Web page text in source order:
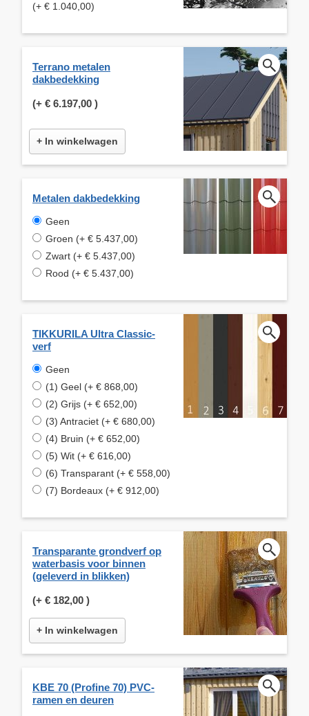
(+ € 1.040,00)
Terrano metalen
dakbedekking
(+ € 6.197,00 )
+ In winkelwagen
Metalen dakbedekking
Geen
Groen (+ € 5.437,00)
Zwart (+ € 5.437,00)
Rood (+ € 5.437,00)
TIKKURILA Ultra Classic-
verf
Geen
(1) Geel (+ € 868,00)
(2) Grijs (+ € 652,00)
(3) Antraciet (+ € 680,00)
(4) Bruin (+ € 652,00)
(5) Wit (+ € 616,00)
(6) Transparant (+ € 558,00)
(7) Bordeaux (+ € 912,00)
Transparante grondverf op
waterbasis voor binnen
(geleverd in blikken)
(+ € 182,00 )
+ In winkelwagen
KBE 70 (Profine 70) PVC-
ramen en deuren